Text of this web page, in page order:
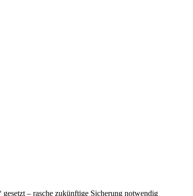
– rasche zukünftige Sicherung notwendig